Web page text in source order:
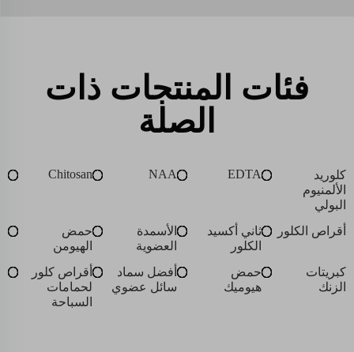
فئات المنتجات ذات
الصلة
كلوريد
الألمنيوم
البولي
EDTA
NAA
Chitosan
أقراص الكلور
ثاني أكسيد
الكلور
الأسمدة
العضوية
حمض
الهيومن
كبريتات
الزنك
حمض
هيوميك
أفضل سماد
سائل عضوي
أقراص كلور
لحمامات
السباحة